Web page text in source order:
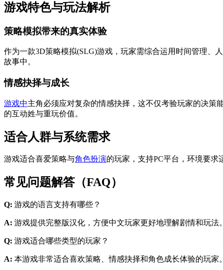
游戏特色与玩法解析
策略模拟带来的真实体验
作为一款3D策略模拟(SLG)游戏，玩家需综合运用时间管理、
故事中。
情感抉择与成长
游戏中主角必须应对复杂的情感抉择，这不仅考验玩家的决策
的互动姓与重玩价值。
适合人群与系统需求
游戏适合喜爱策略与角色扮演的玩家，支持PC平台，环境要求
常见问题解答（FAQ）
Q: 游戏的语言支持有哪些？
A: 游戏提供完整版汉化，方便中文玩家更好地理解剧情和玩法。
Q: 游戏适合哪些类型的玩家？
A: 本游戏非常适合喜欢策略、情感抉择和角色成长体验的玩家。